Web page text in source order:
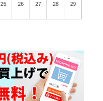
25 26 27 28
29